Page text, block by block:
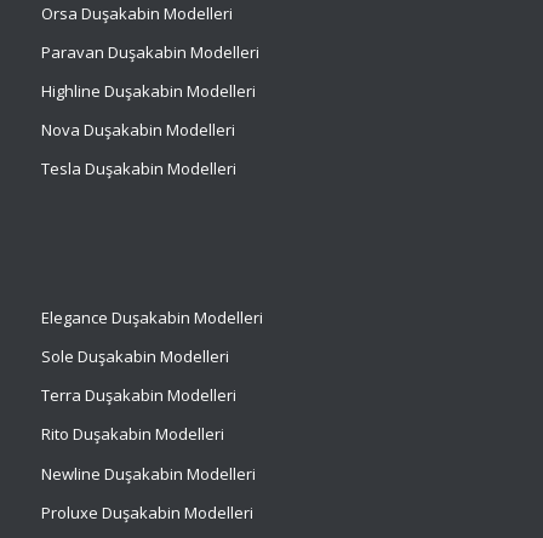
Orsa Duşakabin Modelleri
Paravan Duşakabin Modelleri
Highline Duşakabin Modelleri
Nova Duşakabin Modelleri
Tesla Duşakabin Modelleri
Elegance Duşakabin Modelleri
Sole Duşakabin Modelleri
Terra Duşakabin Modelleri
Rito Duşakabin Modelleri
Newline Duşakabin Modelleri
Proluxe Duşakabin Modelleri